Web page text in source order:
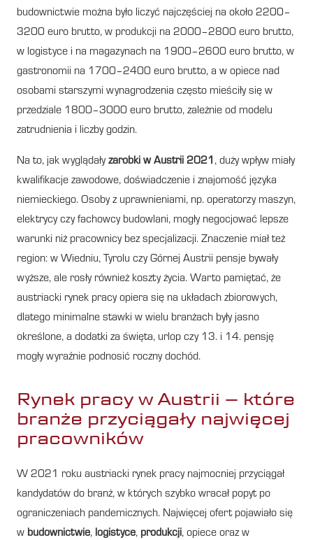
budownictwie można było liczyć najczęściej na około 2200–
3200 euro brutto, w produkcji na 2000–2800 euro brutto,
w logistyce i na magazynach na 1900–2600 euro brutto, w
gastronomii na 1700–2400 euro brutto, a w opiece nad
osobami starszymi wynagrodzenia często mieściły się w
przedziale 1800–3000 euro brutto, zależnie od modelu
zatrudnienia i liczby godzin.
Na to, jak wyglądałyzarobki w Austrii 2021 , duży wpływ miały
kwalifikacje zawodowe, doświadczenie i znajomość języka
niemieckiego. Osoby z uprawnieniami, np. operatorzy maszyn,
elektrycy czy fachowcy budowlani, mogły negocjować lepsze
warunki niż pracownicy bez specjalizacji. Znaczenie miał też
region: w Wiedniu, Tyrolu czy Górnej Austrii pensje bywały
wyższe, ale rosły również koszty życia. Warto pamiętać, że
austriacki rynek pracy opiera się na układach zbiorowych,
dlatego minimalne stawki w wielu branżach były jasno
określone, a dodatki za święta, urlop czy 13. i 14. pensję
mogły wyraźnie podnosić roczny dochód.
Rynek pracy w Austrii – które
branże przyciągały najwięcej
pracowników
W 2021 roku austriacki rynek pracy najmocniej przyciągał
kandydatów do branż, w których szybko wracał popyt po
ograniczeniach pandemicznych. Najwięcej ofert pojawiało się
w budownictwie, logistyce, produkcji, opiece oraz w